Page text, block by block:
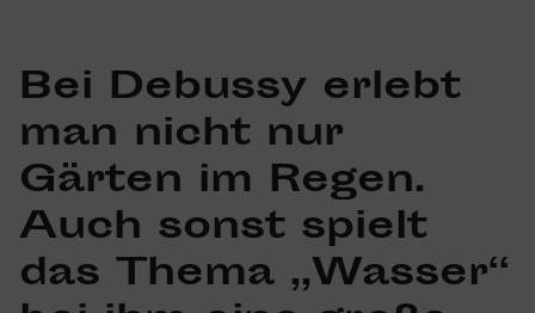
Bei Debussy erlebt
man nicht nur
Gärten im Regen.
Auch sonst spielt
das Thema „Wasser“